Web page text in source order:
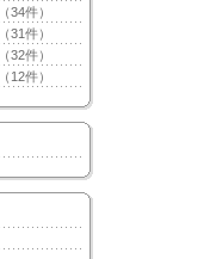
（34件）
（31件）
（32件）
（12件）